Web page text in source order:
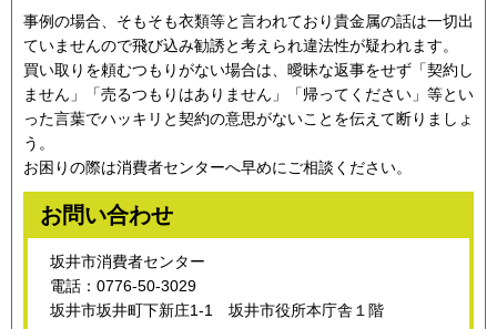
事例の場合、そもそも衣類等と言われており貴金属の話は一切出
ていませんので飛び込み勧誘と考えられ違法性が疑われます。
買い取りを頼むつもりがない場合は、曖昧な返事をせず「契約し
ません」「売るつもりはありません」「帰ってください」等とい
った言葉でハッキリと契約の意思がないことを伝えて断りましょ
う。
お困りの際は消費者センターへ早めにご相談ください。
お問い合わせ
坂井市消費者センター
電話：0776-50-3029
坂井市坂井町下新庄1-1 坂井市役所本庁舎１階